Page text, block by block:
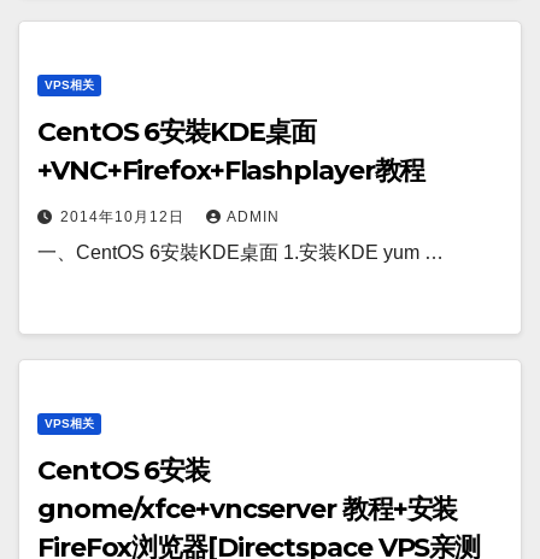
VPS相关
CentOS 6安裝KDE桌面
+VNC+Firefox+Flashplayer教程
2014年10月12日 ADMIN
一、CentOS 6安裝KDE桌面 1.安装KDE yum …
VPS相关
CentOS 6安装
gnome/xfce+vncserver 教程+安装
FireFox浏览器[Directspace VPS亲测